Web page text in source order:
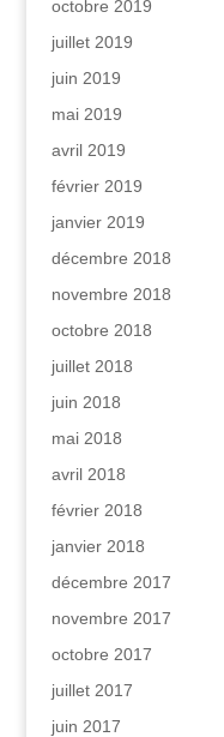
octobre 2019
juillet 2019
juin 2019
mai 2019
avril 2019
février 2019
janvier 2019
décembre 2018
novembre 2018
octobre 2018
juillet 2018
juin 2018
mai 2018
avril 2018
février 2018
janvier 2018
décembre 2017
novembre 2017
octobre 2017
juillet 2017
juin 2017